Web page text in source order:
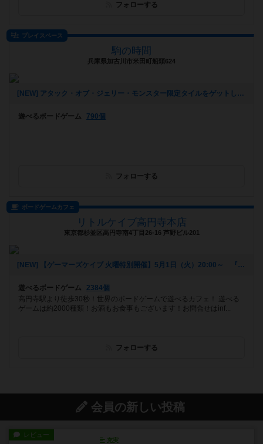
フォローする
プレイスペース
駒の時間
兵庫県加古川市米田町船頭624
[NEW] アタック・オブ・ジェリー・モンスター限定タイルをゲットしよう！（2018年04月23日 01時28分）
遊べるボードゲーム 790個
フォローする
ボードゲームカフェ
リトルケイブ高円寺本店
東京都杉並区高円寺南4丁目26-16 芦野ビル201
[NEW] 【ゲーマーズケイブ 火曜特別開催】5月1日（火）20:00～ 『ロールプレイヤー』（2018年04月22日 18時42分）
遊べるボードゲーム
2384個
高円寺駅より徒歩30秒！世界のボードゲームで遊べるカフェ！ 遊べる
ゲームは約2000種類！お酒もお食事もございます！お問合せはinf...
フォローする
会員の新しい投稿
レビュー
充実